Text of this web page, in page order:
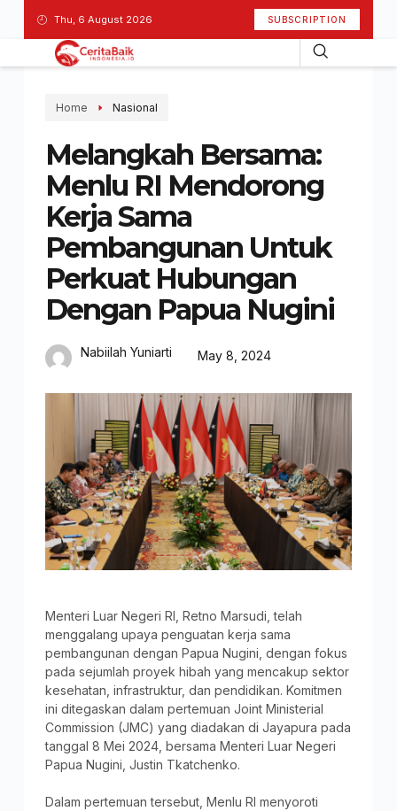
Thu, 6 August 2026 SUBSCRIPTION
Home Nasional
Melangkah Bersama:
Menlu RI Mendorong
Kerja Sama
Pembangunan Untuk
Perkuat Hubungan
Dengan Papua Nugini
Nabiilah Yuniarti May 8, 2024
Menteri Luar Negeri RI, Retno Marsudi, telah
menggalang upaya penguatan kerja sama
pembangunan dengan Papua Nugini, dengan fokus
pada sejumlah proyek hibah yang mencakup sektor
kesehatan, infrastruktur, dan pendidikan. Komitmen
ini ditegaskan dalam pertemuan Joint Ministerial
Commission (JMC) yang diadakan di Jayapura pada
tanggal 8 Mei 2024, bersama Menteri Luar Negeri
Papua Nugini, Justin Tkatchenko.
Dalam pertemuan tersebut, Menlu RI menyoroti